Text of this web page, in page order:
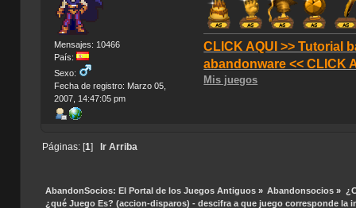
Mensajes: 10466
País:
Sexo:
Fecha de registro: Marzo 05,
2007, 14:47:05 pm
CLICK AQUI >> Tutorial
abandonware << CLICK
Mis juegos
Páginas: [ 1 Ir Arriba
AbandonSocios: El Portal de los Juegos Antiguos» Abandonsocios »
¿qué Juego Es? (accion-disparos) - descifra a que juego corresponde la